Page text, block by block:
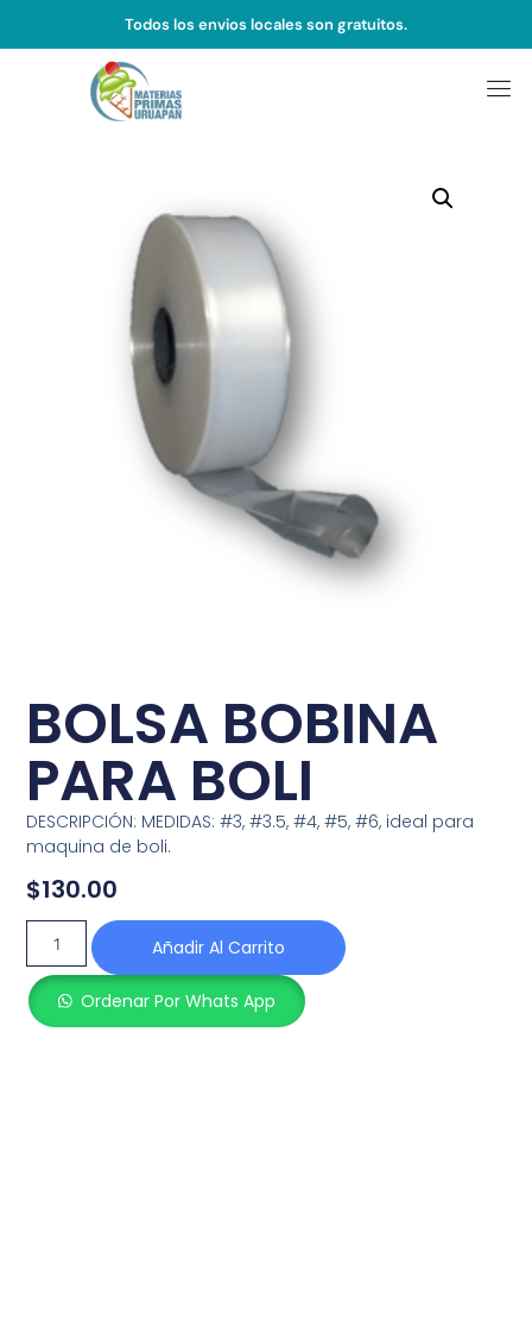
Todos los envios locales son gratuitos.
BOLSA BOBINA
PARA BOLI
DESCRIPCIÓN: MEDIDAS: #3, #3.5, #4, #5, #6, ideal para
maquina de boli.
$130.00
Añadir Al Carrito
Ordenar Por Whats App